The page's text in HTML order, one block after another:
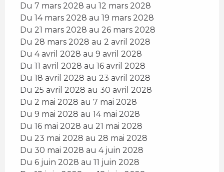
Du 7 mars 2028 au 12 mars 2028
Du 14 mars 2028 au 19 mars 2028
Du 21 mars 2028 au 26 mars 2028
Du 28 mars 2028 au 2 avril 2028
Du 4 avril 2028 au 9 avril 2028
Du 11 avril 2028 au 16 avril 2028
Du 18 avril 2028 au 23 avril 2028
Du 25 avril 2028 au 30 avril 2028
Du 2 mai 2028 au 7 mai 2028
Du 9 mai 2028 au 14 mai 2028
Du 16 mai 2028 au 21 mai 2028
Du 23 mai 2028 au 28 mai 2028
Du 30 mai 2028 au 4 juin 2028
Du 6 juin 2028 au 11 juin 2028